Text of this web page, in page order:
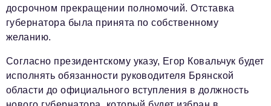
досрочном прекращении полномочий. Отставка
губернатора была принята по собственному
желанию.
Согласно президентскому указу, Егор Ковальчук будет
исполнять обязанности руководителя Брянской
области до официального вступления в должность